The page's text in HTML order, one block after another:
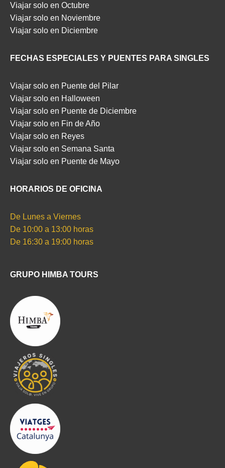
Viajar solo en Octubre
Viajar solo en Noviembre
Viajar solo en Diciembre
FECHAS ESPECIALES Y PUENTES PARA SINGLES
Viajar solo en Puente del Pilar
Viajar solo en Halloween
Viajar solo en Puente de Diciembre
Viajar solo en Fin de Año
Viajar solo en Reyes
Viajar solo en Semana Santa
Viajar solo en Puente de Mayo
HORARIOS DE OFICINA
De Lunes a Viernes
De 10:00 a 13:00 horas
De 16:30 a 19:00 horas
GRUPO HIMBA TOURS